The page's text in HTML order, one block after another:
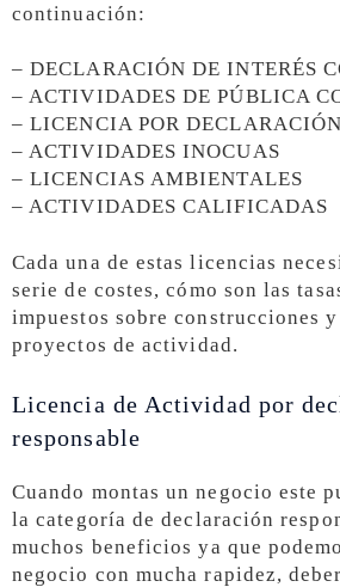
continuación:
– DECLARACIÓN DE INTERÉS
– ACTIVIDADES DE PÚBLICA
– LICENCIA POR
– ACTIVIDADES INOCUAS
– LICENCIAS AMBIENTALES
– ACTIVIDADES CALIFICADAS
Cada una de estas licencias
serie de costes, cómo son las
impuestos sobre construcciones
proyectos de actividad.
Licencia de Actividad por
responsable
Cuando montas un negocio este
la categoría de declaración
muchos beneficios ya que
negocio con mucha rapidez,